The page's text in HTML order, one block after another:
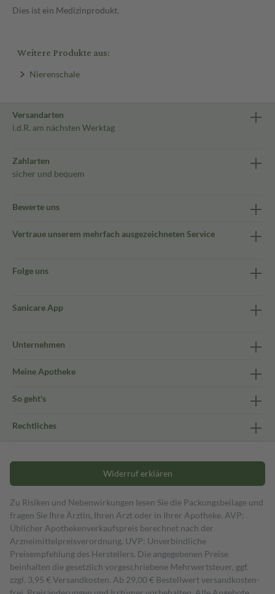
Dies ist ein Medizinprodukt.
Weitere Produkte aus:
Nierenschale
Versandarten
i.d.R. am nächsten Werktag
Zahlarten
sicher und bequem
Bewerte uns
Vertraue unserem mehrfach ausgezeichneten Service
Folge uns
Sanicare App
Unternehmen
Meine Apotheke
So geht's
Rechtliches
Widerruf erklären
Zu Risiken und Nebenwirkungen lesen Sie die Packungsbeilage und
fragen Sie Ihre Ärztin, Ihren Arzt oder in Ihrer Apotheke. AVP:
Üblicher Apothekenverkaufspreis berechnet nach der
Arzneimittelpreisverordnung. UVP: Unverbindliche
Preisempfehlung des Herstellers. Die angegebenen Preise
beinhalten die gesetzlich vorgeschriebene Mehrwertsteuer, ggf.
zzgl. 3,95 € Versandkosten. Ab 29,00 € Bestell­wert versand­kosten­